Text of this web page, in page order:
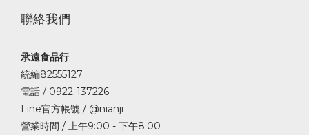
聯絡我們
承遠食品行
統編82555127
電話 / 0922-137226
Line官方帳號 / @nianji
營業時間 / 上午9:00 - 下午8:00